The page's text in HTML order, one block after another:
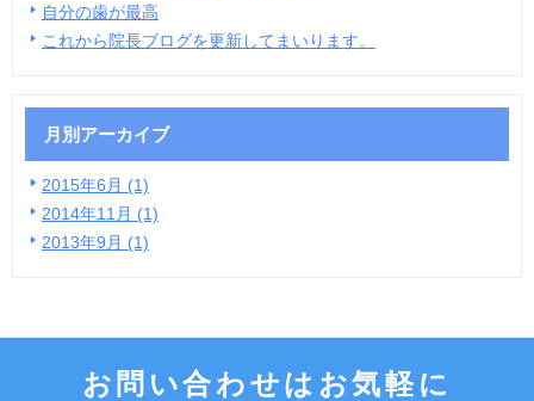
自分の歯が最高
これから院長ブログを更新してまいります。
月別アーカイブ
2015年6月 (1)
2014年11月 (1)
2013年9月 (1)
お問い合わせはお気軽に